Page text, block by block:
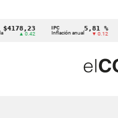
▲ 0.42
IPC
Inflación anual
5,81 %
▼ 0.12
DTF